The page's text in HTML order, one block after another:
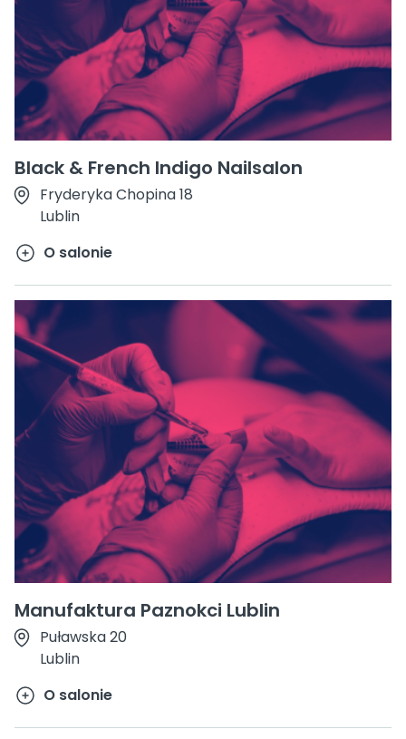
Black & French Indigo Nailsalon
Fryderyka Chopina 18
Lublin
O salonie
Manufaktura Paznokci Lublin
Puławska 20
Lublin
O salonie